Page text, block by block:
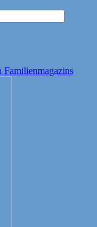
Familienmagazins